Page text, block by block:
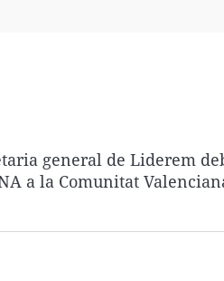
general de Liderem
a la Comunitat